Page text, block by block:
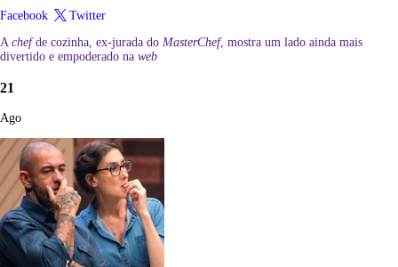
Facebook
Twitter
A chefde cozinha, ex-jurada do MasterChef, mostra um lado ainda mais
divertido e empoderado na web
21
Ago